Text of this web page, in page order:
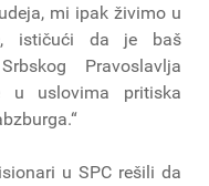
mi ipak živimo u
ističući da je baš
Pravoslavlja
u uslovima pritiska
u SPC rešili da